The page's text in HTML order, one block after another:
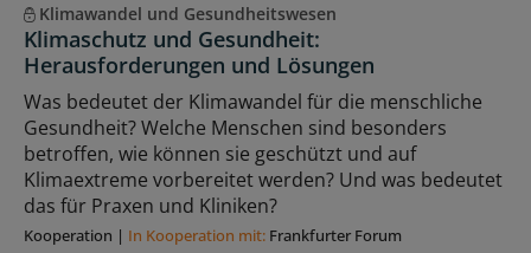
Klimawandel und Gesundheitswesen
Klimaschutz und Gesundheit:
Herausforderungen und Lösungen
Was bedeutet der Klimawandel für die menschliche
Gesundheit? Welche Menschen sind besonders
betroffen, wie können sie geschützt und auf
Klimaextreme vorbereitet werden? Und was bedeutet
das für Praxen und Kliniken?
Kooperation | In Kooperation mit: Frankfurter Forum